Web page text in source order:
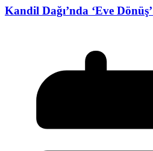
Kandil Dağı’nda ‘Eve